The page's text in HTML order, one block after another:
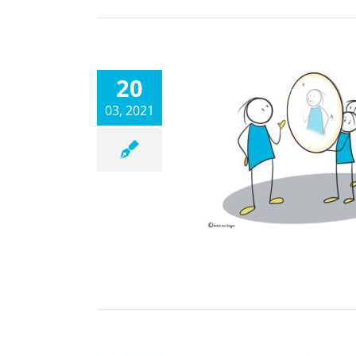
20
03, 2021
zó
je studenten